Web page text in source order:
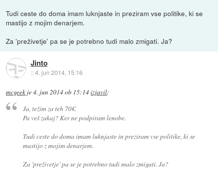
Tudi ceste do doma imam luknjaste in preziram vse politike, ki se
mastijo z mojim denarjem.
Za 'preživetje' pa se je potrebno tudi malo zmigati. Ja?
Jinto
::4. jun 2014, 15:16
mcgeek je4. jun 2014 ob 15:14izjavil:
Ja, težim za teh 70€.
Pa veš zakaj? Ker ne podpiram lenobe.
Tudi ceste do doma imam luknjaste in preziram vse politike, ki se
mastijo z mojim denarjem.
Za 'preživetje' pa se je potrebno tudi malo zmigati. Ja?